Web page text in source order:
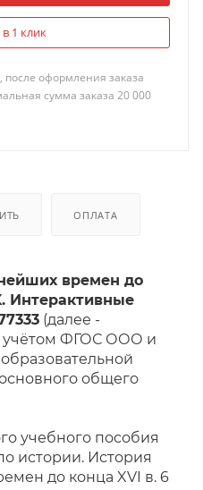
1 клик
оформления заказа
сумма заказа 20 000
ОПЛАТА
времен до
Интерактивные
(далее -
учётом ФГОС ООО и
общего
учебного пособия
истории. История
до конца XVI в. 6